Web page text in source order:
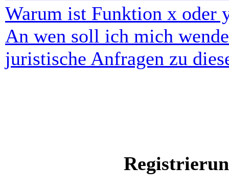
Warum ist Funktion x oder
An wen soll ich mich
juristische Anfragen zu